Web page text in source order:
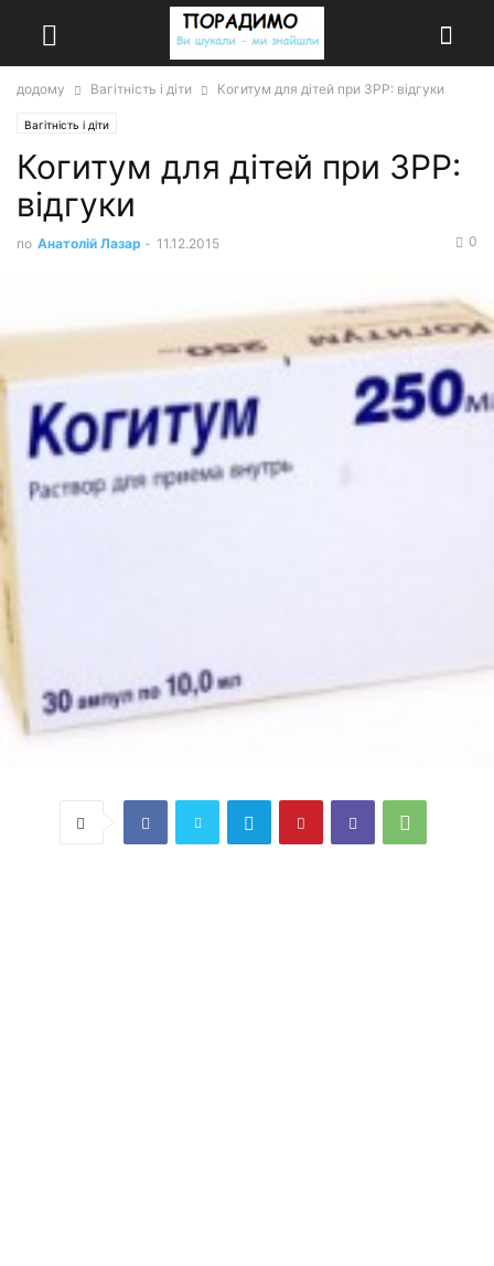
додому Вагітність і діти Когитум для дітей при ЗРР: відгуки
Вагітність і діти
Когитум для дітей при ЗРР:
відгуки
по Анатолій Лазар - 11.12.2015 0